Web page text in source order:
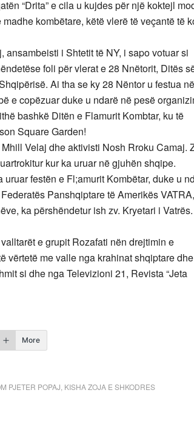
“Drita” e cila u kujdes për një koktejl
kombëtare, këtë vlerë të veçantë të
i Shtetit të NY, i sapo votuar si
foli për vlerat e 28 Nnëtorit, Ditës
Ai tha se ky 28 Nëntor u festua në
e copëzuar duke u ndarë në pesë
bashkë Ditën e Flamurit Kombtar, ku të
Square Garden!
Velaj dhe aktivisti Nosh Rroku Camaj.
kur ka uruar në gjuhën shqipe.
uruar festën e Fl;amurit Kombëtar, duke u
Panshqiptare të Amerikës
ka përshëndetur ish zv. Kryetari i
e grupit Rozafati nën drejtimin e
vërtetë me valle nga krahinat shqiptare
si dhe nga Televizioni 21, Revista “Jeta
More
PJETER POPAJ KISHA ZOJA E SHKODRES